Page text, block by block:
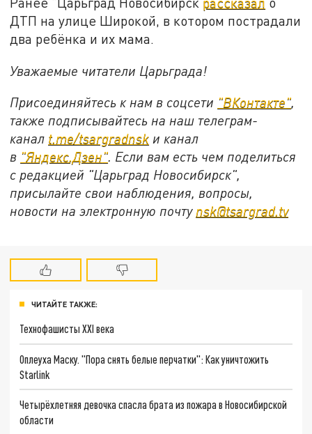
ДТП на улице Широкой, в котором пострадали
два ребёнка и их мама.
Уважаемые читатели Царьграда!
Присоединяйтесь к нам в соцсети "ВКонтакте",
также подписывайтесь на наш телеграм-
канал t.me/tsargradnsk и канал
в "Яндекс.Дзен". Если вам есть чем поделиться
с редакцией "Царьград Новосибирск",
присылайте свои наблюдения, вопросы,
новости на электронную почту nsk@tsargrad.tv
ЧИТАЙТЕ ТАКЖЕ:
Технофашисты XXI века
Оплеуха Маску. "Пора снять белые перчатки": Как уничтожить
Starlink
Четырёхлетняя девочка спасла брата из пожара в Новосибирской
области